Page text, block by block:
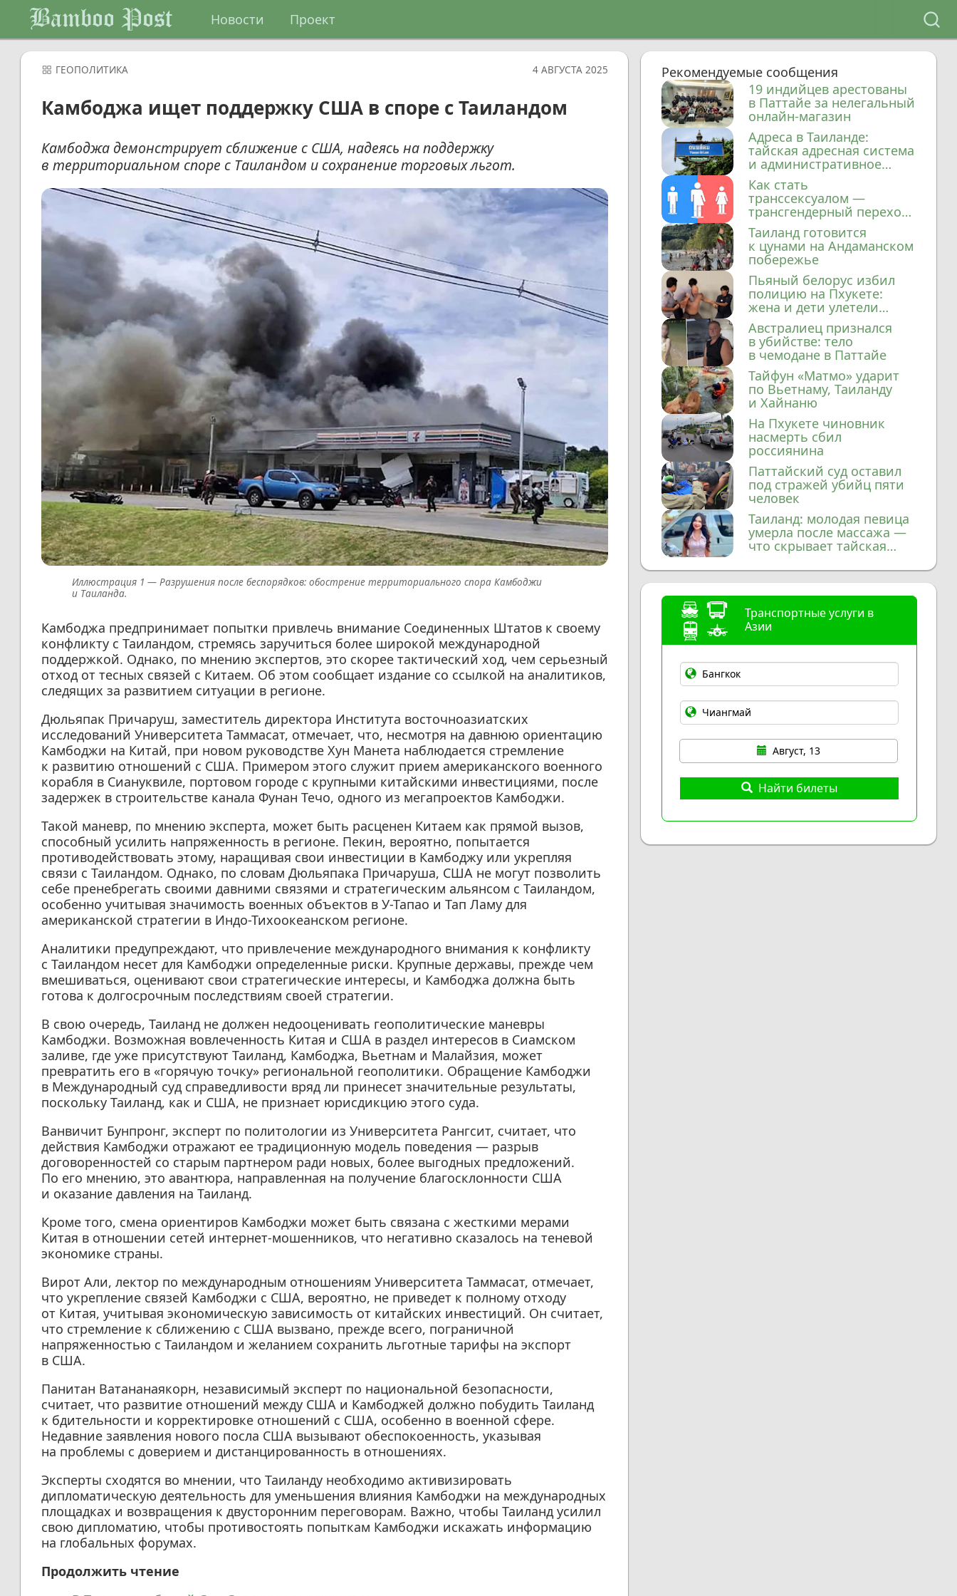
Bamboo Post Новости Проект
ГЕОПОЛИТИКА 4 АВГУСТА 2025
Камбоджа ищет поддержку США в споре с Таиландом
Камбоджа демонстрирует сближение с США, надеясь на поддержку
в территориальном споре с Таиландом и сохранение торговых льгот.
Разрушения после беспорядков: обострение территориального спора Камбоджи
и Таиланда.
Камбоджа предпринимает попытки привлечь внимание Соединенных Штатов к своему
конфликту с Таиландом, стремясь заручиться более широкой международной
поддержкой. Однако, по мнению экспертов, это скорее тактический ход, чем серьезный
отход от тесных связей с Китаем. Об этом сообщает издание со ссылкой на аналитиков,
следящих за развитием ситуации в регионе.
Дюльяпак Причаруш, заместитель директора Института восточноазиатских
исследований Университета Таммасат, отмечает, что, несмотря на давнюю ориентацию
Камбоджи на Китай, при новом руководстве Хун Манета наблюдается стремление
к развитию отношений с США. Примером этого служит прием американского военного
корабля в Сиануквиле, портовом городе с крупными китайскими инвестициями, после
задержек в строительстве канала Фунан Течо, одного из мегапроектов Камбоджи.
Такой маневр, по мнению эксперта, может быть расценен Китаем как прямой вызов,
способный усилить напряженность в регионе. Пекин, вероятно, попытается
противодействовать этому, наращивая свои инвестиции в Камбоджу или укрепляя
связи с Таиландом. Однако, по словам Дюльяпака Причаруша, США не могут позволить
себе пренебрегать своими давними связями и стратегическим альянсом с Таиландом,
особенно учитывая значимость военных объектов в У-Тапао и Тап Ламу для
американской стратегии в Индо-Тихоокеанском регионе.
Аналитики предупреждают, что привлечение международного внимания к конфликту
с Таиландом несет для Камбоджи определенные риски. Крупные державы, прежде чем
вмешиваться, оценивают свои стратегические интересы, и Камбоджа должна быть
готова к долгосрочным последствиям своей стратегии.
В свою очередь, Таиланд не должен недооценивать геополитические маневры
Камбоджи. Возможная вовлеченность Китая и США в раздел интересов в Сиамском
заливе, где уже присутствуют Таиланд, Камбоджа, Вьетнам и Малайзия, может
превратить его в «горячую точку» региональной геополитики. Обращение Камбоджи
в Международный суд справедливости вряд ли принесет значительные результаты,
поскольку Таиланд, как и США, не признает юрисдикцию этого суда.
Ванвичит Бунпронг, эксперт по политологии из Университета Рангсит, считает, что
действия Камбоджи отражают ее традиционную модель поведения — разрыв
договоренностей со старым партнером ради новых, более выгодных предложений.
По его мнению, это авантюра, направленная на получение благосклонности США
и оказание давления на Таиланд.
Кроме того, смена ориентиров Камбоджи может быть связана с жесткими мерами
Китая в отношении сетей интернет-мошенников, что негативно сказалось на теневой
экономике страны.
Вирот Али, лектор по международным отношениям Университета Таммасат, отмечает,
что укрепление связей Камбоджи с США, вероятно, не приведет к полному отходу
от Китая, учитывая экономическую зависимость от китайских инвестиций. Он считает,
что стремление к сближению с США вызвано, прежде всего, пограничной
напряженностью с Таиландом и желанием сохранить льготные тарифы на экспорт
в США.
Панитан Ватананаякорн, независимый эксперт по национальной безопасности,
считает, что развитие отношений между США и Камбоджей должно побудить Таиланд
к бдительности и корректировке отношений с США, особенно в военной сфере.
Недавние заявления нового посла США вызывают обеспокоенность, указывая
на проблемы с доверием и дистанцированность в отношениях.
Эксперты сходятся во мнении, что Таиланду необходимо активизировать
дипломатическую деятельность для уменьшения влияния Камбоджи на международных
площадках и возвращения к двусторонним переговорам. Важно, чтобы Таиланд усилил
свою дипломатию, чтобы противостоять попыткам Камбоджи искажать информацию
на глобальных форумах.
Продолжить чтение
Рекомендуемые сообщения
19 индийцев арестованы
в Паттайе за нелегальный
онлайн-магазин
Адреса в Таиланде:
тайская адресная система
и административное
деление
Как стать
транссексуалом —
трансгендерный переход
в Таиланде
Таиланд готовится
к цунами на Андаманском
побережье
Пьяный белорус избил
полицию на Пхукете:
жена и дети улетели
домой
Австралиец признался
в убийстве: тело
в чемодане в Паттайе
Тайфун «Матмо» ударит
по Вьетнаму, Таиланду
и Хайнаню
На Пхукете чиновник
насмерть сбил
россиянина
Паттайский суд оставил
под стражей убийц пяти
человек
Таиланд: молодая певица
умерла после массажа —
что скрывает тайская
медицина?
Транспортные услуги в
Азии
Август, 13
Найти билеты